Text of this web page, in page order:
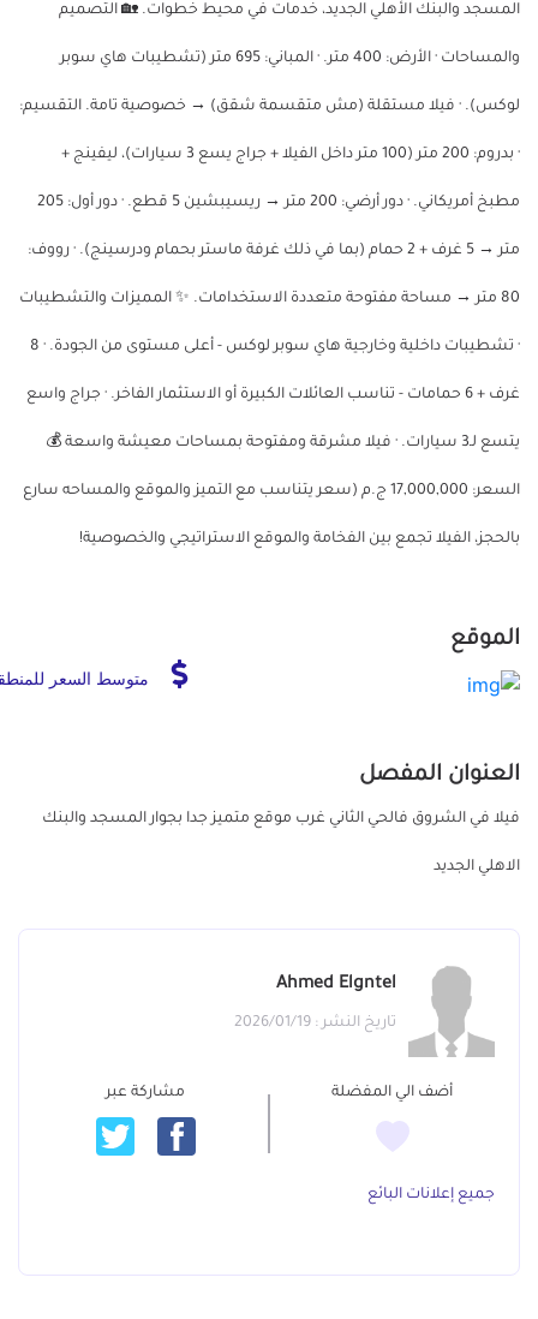
المسجد والبنك الأهلي الجديد، خدمات في محيط خطوات. 🏡 التصميم
والمساحات · الأرض: 400 متر. · المباني: 695 متر (تشطيبات هاي سوبر
لوكس). · فيلا مستقلة (مش متقسمة شقق) → خصوصية تامة. التقسيم:
· بدروم: 200 متر (100 متر داخل الفيلا + جراج يسع 3 سيارات)، ليفينج +
مطبخ أمريكاني. · دور أرضي: 200 متر → ريسيبشين 5 قطع. · دور أول: 205
متر → 5 غرف + 2 حمام (بما في ذلك غرفة ماستر بحمام ودرسينج). · رووف:
80 متر → مساحة مفتوحة متعددة الاستخدامات. ✨ المميزات والتشطيبات
· تشطيبات داخلية وخارجية هاي سوبر لوكس - أعلى مستوى من الجودة. · 8
غرف + 6 حمامات - تناسب العائلات الكبيرة أو الاستثمار الفاخر. · جراج واسع
يتسع لـ3 سيارات. · فيلا مشرقة ومفتوحة بمساحات معيشة واسعة 💰
السعر: 17,000,000 ج.م (سعر يتناسب مع التميز والموقع والمساحه سارع
بالحجز، الفيلا تجمع بين الفخامة والموقع الاستراتيجي والخصوصية!
الموقع
متوسط السعر
العنوان المفصل
فيلا في الشروق فالحي الثاني غرب موقع متميز جدا بجوار المسجد والبنك
الاهلي الجديد
Ahmed Elgntel
تاريخ النشر : 2026/01/19
أضف الي المفضلة مشاركة عبر
جميع إعلانات البائع